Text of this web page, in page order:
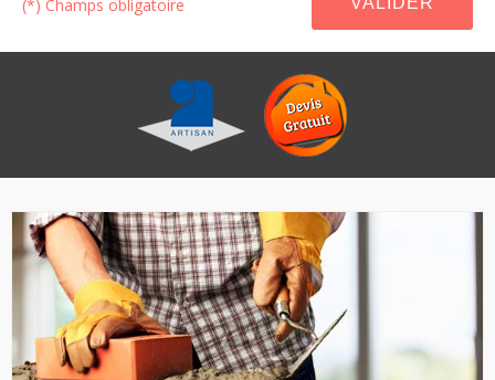
(*) Champs obligatoire